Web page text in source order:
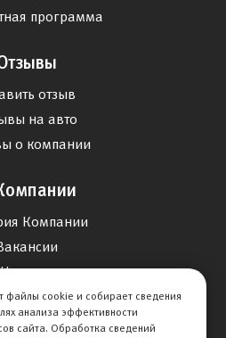
программа
отзыв
на авто
о компании
Компании
Новости
сайта
файлы cookie и собирает сведения
анализа эффективности
сайта. Обработка сведений